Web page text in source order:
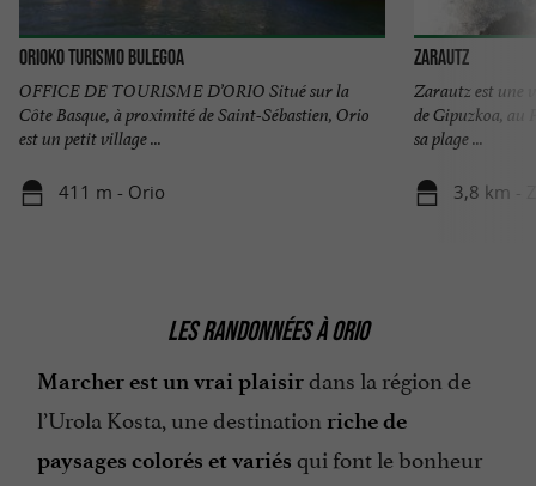
Orioko Turismo Bulegoa
OFFICE DE TOURISME D’ORIO Situé sur la
Côte Basque, à proximité de Saint-Sébastien, Orio
est un petit village ...
411 m - Orio
Zarautz
Zarautz est une
de Gipuzkoa, au
sa plage ...
3,8 km -
LES RANDONNÉES À ORIO
Marcher est un vrai plaisirdans la région de
l’Urola Kosta, une destination riche de
paysages colorés et variés qui font le bonheur